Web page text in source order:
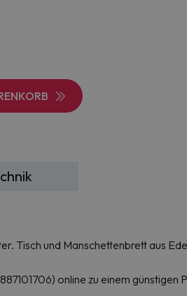
Tisch und Manschettenbrett aus
online zu einem günstigen